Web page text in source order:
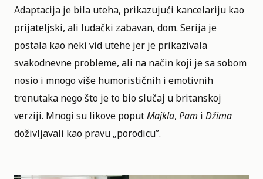
Adaptacija je bila uteha, prikazujući kancelariju kao
prijateljski, ali ludački zabavan, dom. Serija je
postala kao neki vid utehe jer je prikazivala
svakodnevne probleme, ali na način koji je sa sobom
nosio i mnogo više humorističnih i emotivnih
trenutaka nego što je to bio slučaj u britanskoj
verziji. Mnogi su likove poputMajkla, Pam i Džima
doživljavali kao pravu „porodicu”.